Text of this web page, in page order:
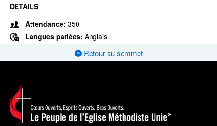
DETAILS
Attendance: 350
Langues parlées: Anglais
Retour au sommet